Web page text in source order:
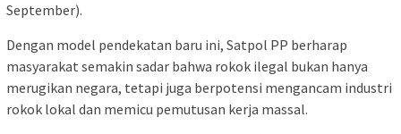
September).
Dengan model pendekatan baru ini, Satpol PP berharap
masyarakat semakin sadar bahwa rokok ilegal bukan hanya
merugikan negara, tetapi juga berpotensi mengancam industri
rokok lokal dan memicu pemutusan kerja massal.